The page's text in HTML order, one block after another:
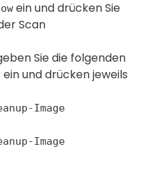
ein und drücken Sie
Scan
Sie die folgenden
und drücken jeweils
Image
Image